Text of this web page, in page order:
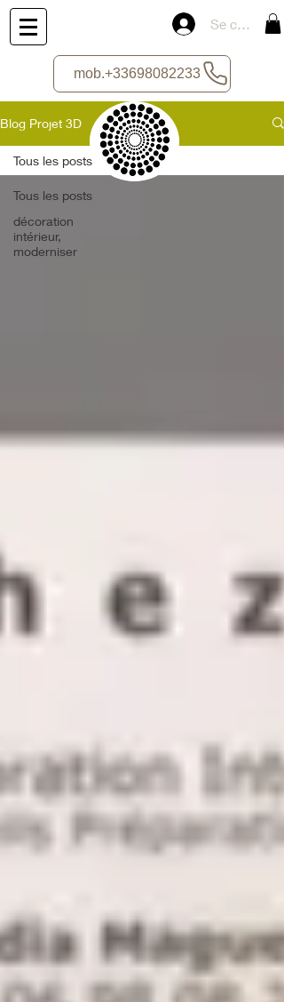
Se connecter
mob.+33698082233
Blog Projet 3D
Tous les posts
décoration
intérieur,
moderniser
Tous les posts